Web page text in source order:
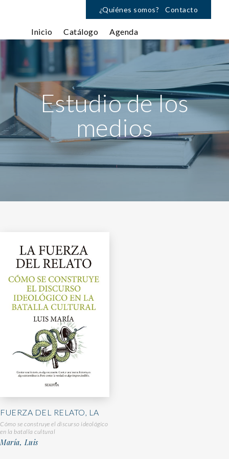
¿Quiénes somos? Contacto
Inicio Catálogo Agenda
Estudio de los
medios
FUERZA DEL RELATO, LA
Cómo se construye el discurso ideológico
en la batalla cultural
María, Luis